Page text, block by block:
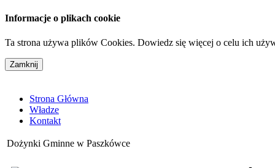
Informacje o plikach cookie
Ta strona używa plików Cookies. Dowiedz się więcej o celu ich
Strona Główna
Władze
Kontakt
Dożynki Gminne w Paszkówce